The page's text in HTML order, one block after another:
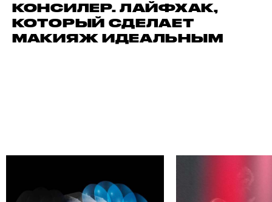
КОНСИЛЕР. ЛАЙФХАК,
КОТОРЫЙ СДЕЛАЕТ
МАКИЯЖ ИДЕАЛЬНЫМ